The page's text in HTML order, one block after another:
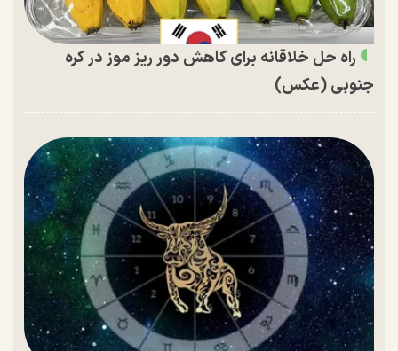
راه حل خلاقانه برای کاهش دور ریز موز در کره
جنوبی (عکس)